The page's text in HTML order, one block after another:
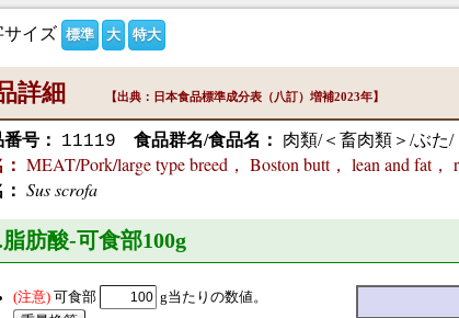
サイズ 標準 大 特大
詳細 【出典：日本食品標準成分表（八訂）増補2023年】
号： 11119 食品群名/食品名：
肉類/＜畜肉類＞/ぶた
MEAT/Pork/large type breed， Boston butt， lean and fat，
Sus scrofa
脂肪酸-可食部100g
可食部 g当たりの数値。